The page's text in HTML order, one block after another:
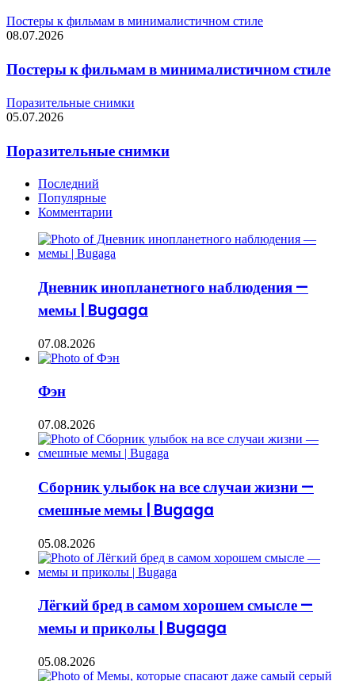
Постеры к фильмам в минималистичном стиле
08.07.2026
Постеры к фильмам в минималистичном стиле
Поразительные снимки
05.07.2026
Поразительные снимки
Последний
Популярные
Комментарии
Дневник инопланетного наблюдения —
мемы | Bugaga
07.08.2026
Фэн
07.08.2026
Сборник улыбок на все случаи жизни —
смешные мемы | Bugaga
05.08.2026
Лёгкий бред в самом хорошем смысле —
мемы и приколы | Bugaga
05.08.2026